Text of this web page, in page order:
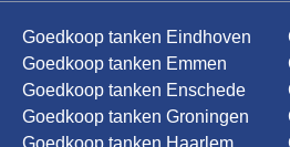
Goedkoop tanken Eindhoven
Goedkoop tanken Emmen
Goedkoop tanken Enschede
Goedkoop tanken Groningen
Goedkoop tanken Haarlem